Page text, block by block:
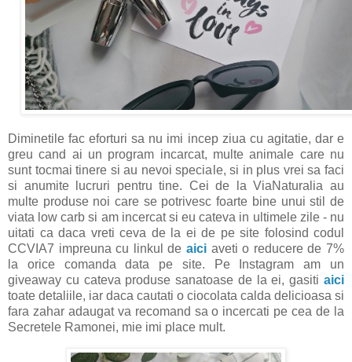
Diminetile fac eforturi sa nu imi incep ziua cu agitatie, dar e
greu cand ai un program incarcat, multe animale care nu
sunt tocmai tinere si au nevoi speciale, si in plus vrei sa faci
si anumite lucruri pentru tine. Cei de la ViaNaturalia au
multe produse noi care se potrivesc foarte bine unui stil de
viata low carb si am incercat si eu cateva in ultimele zile - nu
uitati ca daca vreti ceva de la ei de pe site folosind codul
CCVIA7 impreuna cu linkul de aici aveti o reducere de 7%
la orice comanda data pe site. Pe Instagram am un
giveaway cu cateva produse sanatoase de la ei, gasiti aici
toate detaliile, iar daca cautati o ciocolata calda delicioasa si
fara zahar adaugat va recomand sa o incercati pe cea de la
Secretele Ramonei, mie imi place mult.